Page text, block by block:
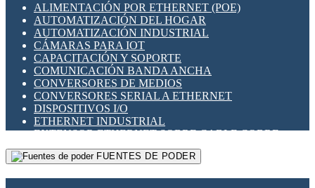
SENSORES INDUCTIVOS
TEMPORIZADORES
VARIACS
VARIADORES DE FRECUENCIA [VDF]
SECCIONADORES - INTERRUPTORES
MAQUINARIA
HERRAMIENTAS VARIAS
ILUMINACIÓN LED
INTERRUPTORES REED
INTERFACES DE RELÉ
OTROS RELÉS
PROTECCIÓN TÉRMICA
RELÉS AUTOMOTRICES
RELÉS DE SEÑAL
RELÉS DE ESTADO SÓLIDO SSR
RELÉS INDUSTRIALES
RELÉS MINIATURA DE POTENCIA
SENSORES MAGNÉTICOS
ALIMENTACIÓN POR ETHERNET (POE)
AUTOMATIZACIÓN DEL HOGAR
AUTOMATIZACIÓN INDUSTRIAL
CÁMARAS PARA IOT
CAPACITACIÓN Y SOPORTE
COMUNICACIÓN BANDA ANCHA
CONVERSORES DE MEDIOS
CONVERSORES SERIAL A ETHERNET
DISPOSITIVOS I/O
ETHERNET INDUSTRIAL
EXTENSOR ETHERNET SOBRE CABLE COBRE
GATEWAY LORAWAN
GESTIÓN DE REDESFUENTES DE PODER